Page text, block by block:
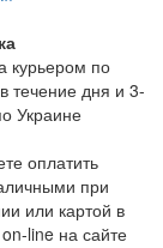
курьером по
течение дня и 3-
Украине
оплатить
при
или картой в
line на сайте